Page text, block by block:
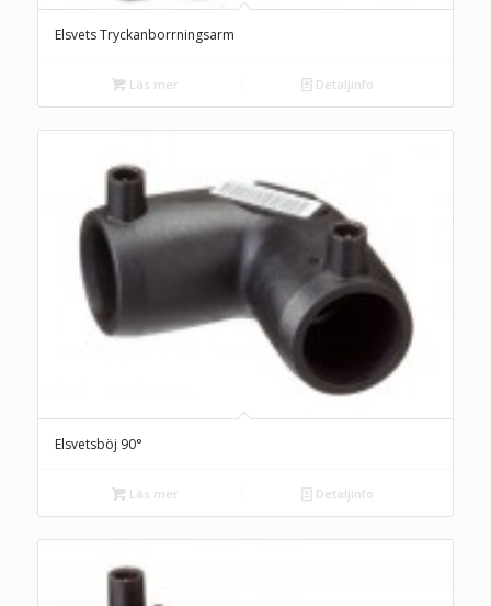
Elsvets Tryckanborrningsarm
Läs mer Detaljinfo
Elsvetsböj 90°
Läs mer Detaljinfo